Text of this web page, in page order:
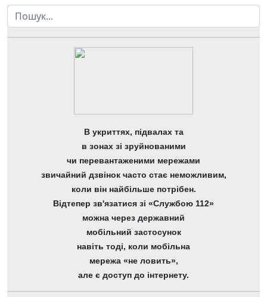
Пошук
В укриттях, підвалах та
в зонах зі зруйнованими
чи перевантаженими мережами
звичайний дзвінок часто стає неможливим,
коли він найбільше потрібен.
Відтепер зв'язатися зі «Службою 112»
можна через державний
мобільний застосунок
навіть тоді, коли мобільна
мережа «не ловить»,
але є доступ до інтернету.